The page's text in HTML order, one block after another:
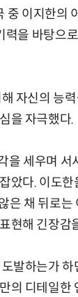
이지한의
을 바탕으
자신의 능
을 자극했다.
을 세우며
았다. 이도
은 채 뒤로
현해 긴장감
발하는가
의 디테일한